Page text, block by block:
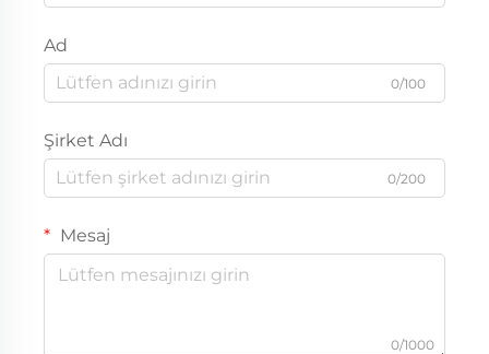
Ad
0/100
Şirket Adı
0/200
Mesaj
0/1000